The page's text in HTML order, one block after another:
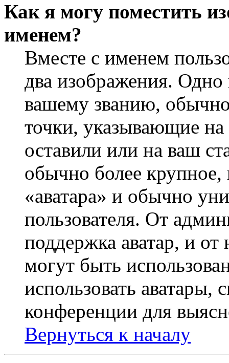
Как я могу поместить
именем?
Вместе с именем
два изображения.
вашему званию, обычно
точки, указывающие
оставили или на ваш
обычно более крупное,
«аватара» и обычно
пользователя. От
поддержка аватар, и от
могут быть
использовать аватары,
конференции для
Вернуться к началу